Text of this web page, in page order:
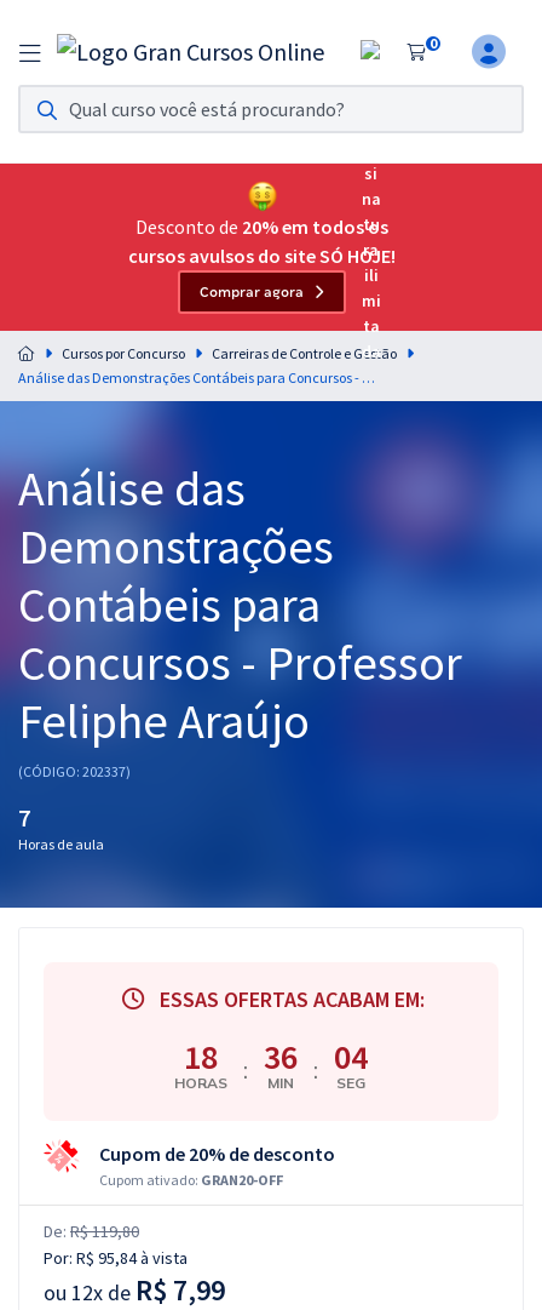
0
Assinatura Ilimitada 11
Acesso a todos os cursos. Teste grátis por 7 dias!
Assinatura OAB Até Passar
Acesso ilimitado a toda preparação para o Exame da
Residências Multiprofissionais
Preparação completa e intensiva para as principais
residências em saúde do Brasil
Assinatura Ilimitada
Pós
Graduação
OAB
Mentorias
Conteúdo gratuito
Atendimento
Desconto de 20% em todos os
cursos avulsos do site SÓ HOJE!
Comprar agora
Cursos por Concurso
Carreiras de Controle e Gestão
Análise das Demonstrações Contábeis para Concursos - Professor Feliphe Araújo
Análise das
Demonstrações
Contábeis para
Concursos - Professor
Feliphe Araújo
(CÓDIGO: 202337)
7
Horas de aula
ESSAS OFERTAS ACABAM EM:
18
HORAS : 36
MIN : 04
SEG
Cupom de 20% de desconto
Cupom ativado: GRAN20-OFF
De: R$ 119,80
Por: R$ 95,84à vista
ou 12x de R$ 7,99